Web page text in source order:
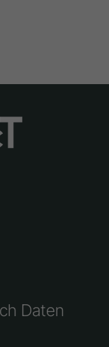
Daten